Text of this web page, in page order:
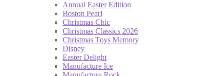
Annual Easter Edition
Boston Pearl
Christmas Chic
Christmas Classics 2026
Christmas Toys Memory
Disney
Easter Delight
Manufacture Ice